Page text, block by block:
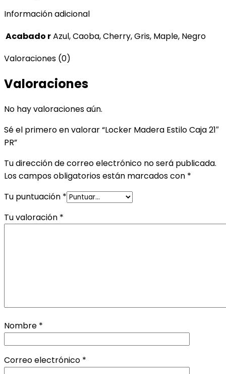
Información adicional
Acabado rAzul, Caoba, Cherry, Gris, Maple, Negro
Valoraciones (0)
Valoraciones
No hay valoraciones aún.
Sé el primero en valorar “Locker Madera Estilo Caja 21″
PR”
Tu dirección de correo electrónico no será publicada.
Los campos obligatorios están marcados con *
Tu puntuación *
Tu valoración *
Nombre *
Correo electrónico *